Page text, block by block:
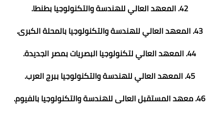
42. المعهد العالي للهندسة والتكنولوجيا بطنطا.
43. المعهد العالي للهندسة والتكنولوجيا بالمحلة الكبرى.
44. المعهد العالي لتكنولوجيا البصريات بمصر الجديدة.
45. المعهد العالي للهندسة والتكنولوجيا ببرج العرب.
46. معهد المستقبل العالى للهندسة والتكنولوجيا بالفيوم.